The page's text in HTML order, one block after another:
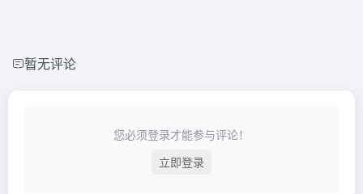
暂无评论
您必须登录才能参与评论！
立即登录